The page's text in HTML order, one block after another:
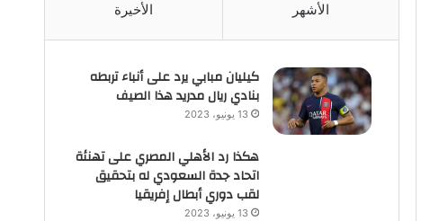
الأشهر الأخيرة
كيليان مبابي يرد على أنباء تربطه
بنادي ريال مدريد هذا الصيف
13 يونيو، 2023
هكذا رد الأهلي المصري على تهنئة
اتحاد جدة السعودي له بتحقيق
لقب دوري أبطال إفريقيا
13 يونيو، 2023